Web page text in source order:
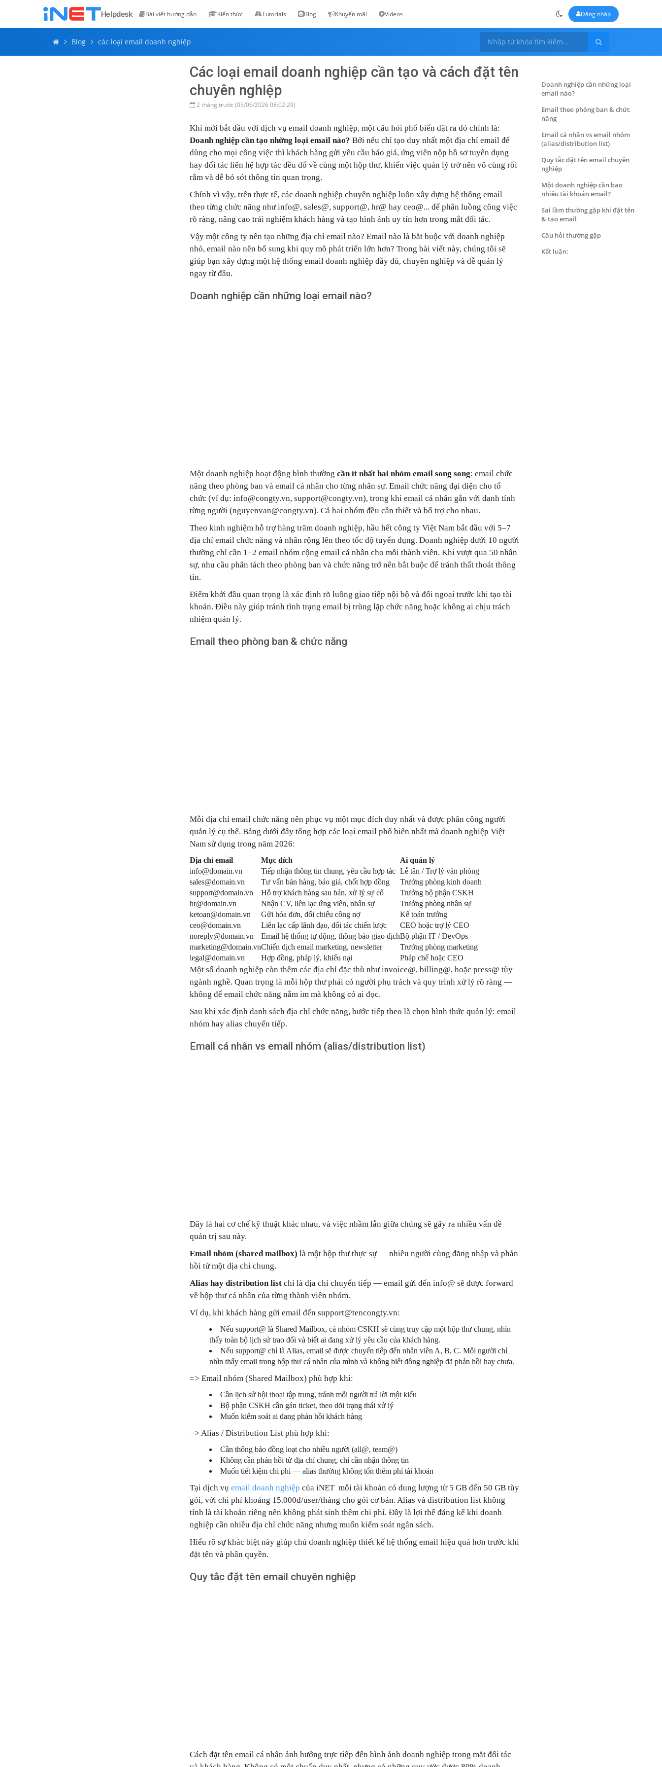
Helpdesk Bài viết hướng dẫn Kiến thức Tutorials Blog Khuyến mãi Videos Đăng nhập
Blog các loại email doanh nghiệp
Các loại email doanh nghiệp cần tạo và cách đặt tên
chuyên nghiệp
2 tháng trước (05/06/2026 08:02:29)
Khi mới bắt đầu với dịch vụ email doanh nghiệp, một câu hỏi phổ biến đặt ra đó chính là:
Doanh nghiệp cần tạo những loại email nào? Bởi nếu chỉ tạo duy nhất một địa chỉ email để
dùng cho mọi công việc thì khách hàng gửi yêu cầu báo giá, ứng viên nộp hồ sơ tuyển dụng
hay đối tác liên hệ hợp tác đều đổ về cùng một hộp thư, khiến việc quản lý trở nên vô cùng rối
rắm và dễ bỏ sót thông tin quan trọng.
Chính vì vậy, trên thực tế, các doanh nghiệp chuyên nghiệp luôn xây dựng hệ thống email
theo từng chức năng như info@, sales@, support@, hr@ hay ceo@... để phân luồng công việc
rõ ràng, nâng cao trải nghiệm khách hàng và tạo hình ảnh uy tín hơn trong mắt đối tác.
Vậy một công ty nên tạo những địa chỉ email nào? Email nào là bắt buộc với doanh nghiệp
nhỏ, email nào nên bổ sung khi quy mô phát triển lớn hơn? Trong bài viết này, chúng tôi sẽ
giúp bạn xây dựng một hệ thống email doanh nghiệp đầy đủ, chuyên nghiệp và dễ quản lý
ngay từ đầu.
Doanh nghiệp cần những loại email nào?
Một doanh nghiệp hoạt động bình thường cần ít nhất hai nhóm email song song: email chức
năng theo phòng ban và email cá nhân cho từng nhân sự. Email chức năng đại diện cho tổ
chức (ví dụ: info@congty.vn, support@congty.vn), trong khi email cá nhân gắn với danh tính
từng người (nguyenvan@congty.vn). Cả hai nhóm đều cần thiết và bổ trợ cho nhau.
Theo kinh nghiệm hỗ trợ hàng trăm doanh nghiệp, hầu hết công ty Việt Nam bắt đầu với 5–7
địa chỉ email chức năng và nhân rộng lên theo tốc độ tuyển dụng. Doanh nghiệp dưới 10 người
thường chỉ cần 1–2 email nhóm cộng email cá nhân cho mỗi thành viên. Khi vượt qua 50 nhân
sự, nhu cầu phân tách theo phòng ban và chức năng trở nên bắt buộc để tránh thất thoát thông
tin.
Điểm khởi đầu quan trọng là xác định rõ luồng giao tiếp nội bộ và đối ngoại trước khi tạo tài
khoản. Điều này giúp tránh tình trạng email bị trùng lặp chức năng hoặc không ai chịu trách
nhiệm quản lý.
Email theo phòng ban & chức năng
Mỗi địa chỉ email chức năng nên phục vụ một mục đích duy nhất và được phân công người
quản lý cụ thể. Bảng dưới đây tổng hợp các loại email phổ biến nhất mà doanh nghiệp Việt
Nam sử dụng trong năm 2026:
Địa chỉ email Mục đích
Ai quản lý
info@domain.vn
Tiếp nhận thông tin chung, yêu cầu hợp tác Lễ tân / Trợ lý văn phòng
sales@domain.vn
Tư vấn bán hàng, báo giá, chốt hợp đồng
Trưởng phòng kinh doanh
support@domain.vn
Hỗ trợ khách hàng sau bán, xử lý sự cố
Trưởng bộ phận CSKH
hr@domain.vn
Nhận CV, liên lạc ứng viên, nhân sự
Trưởng phòng nhân sự
ketoan@domain.vn
Gửi hóa đơn, đối chiếu công nợ
Kế toán trưởng
ceo@domain.vn
Liên lạc cấp lãnh đạo, đối tác chiến lược
CEO hoặc trợ lý CEO
noreply@domain.vn
Email hệ thống tự động, thông báo giao dịchBộ phận IT / DevOps
marketing@domain.vnChiến dịch email marketing, newsletter
Trưởng phòng marketing
legal@domain.vn
Hợp đồng, pháp lý, khiếu nại Pháp chế hoặc CEO
Một số doanh nghiệp còn thêm các địa chỉ đặc thù như invoice@, billing@, hoặc press@ tùy
ngành nghề. Quan trọng là mỗi hộp thư phải có người phụ trách và quy trình xử lý rõ ràng —
không để email chức năng nằm im mà không có ai đọc.
Sau khi xác định danh sách địa chỉ chức năng, bước tiếp theo là chọn hình thức quản lý: email
nhóm hay alias chuyển tiếp.
Email cá nhân vs email nhóm (alias/distribution list)
Đây là hai cơ chế kỹ thuật khác nhau, và việc nhầm lẫn giữa chúng sẽ gây ra nhiều vấn đề
quản trị sau này.
Email nhóm (shared mailbox) là một hộp thư thực sự — nhiều người cùng đăng nhập và phản
hồi từ một địa chỉ chung.
Alias hay distribution listchỉ là địa chỉ chuyển tiếp — email gửi đến info@ sẽ được forward
về hộp thư cá nhân của từng thành viên nhóm.
Ví dụ, khi khách hàng gửi email đến support@tencongty.vn:
Nếu support@ là Shared Mailbox, cả nhóm CSKH sẽ cùng truy cập một hộp thư chung, nhìn
thấy toàn bộ lịch sử trao đổi và biết ai đang xử lý yêu cầu của khách hàng.
Nếu support@ chỉ là Alias, email sẽ được chuyển tiếp đến nhân viên A, B, C. Mỗi người chỉ
nhìn thấy email trong hộp thư cá nhân của mình và không biết đồng nghiệp đã phản hồi hay chưa.
=> Email nhóm (Shared Mailbox) phù hợp khi:
Cần lịch sử hội thoại tập trung, tránh mỗi người trả lời một kiểu
Bộ phận CSKH cần gán ticket, theo dõi trạng thái xử lý
Muốn kiểm soát ai đang phản hồi khách hàng
=> Alias / Distribution List phù hợp khi:
Cần thông báo đồng loạt cho nhiều người (all@, team@)
Không cần phản hồi từ địa chỉ chung, chỉ cần nhận thông tin
Muốn tiết kiệm chi phí — alias thường không tốn thêm phí tài khoản
Tại dịch vụ email doanh nghiệp của iNET mỗi tài khoản có dung lượng từ 5 GB đến 50 GB tùy
gói, với chi phí khoảng 15.000đ/user/tháng cho gói cơ bản. Alias và distribution list không
tính là tài khoản riêng nên không phát sinh thêm chi phí. Đây là lợi thế đáng kể khi doanh
nghiệp cần nhiều địa chỉ chức năng nhưng muốn kiểm soát ngân sách.
Hiểu rõ sự khác biệt này giúp chủ doanh nghiệp thiết kế hệ thống email hiệu quả hơn trước khi
đặt tên và phân quyền.
Quy tắc đặt tên email chuyên nghiệp
Cách đặt tên email cá nhân ảnh hưởng trực tiếp đến hình ảnh doanh nghiệp trong mắt đối tác
Doanh nghiệp cần những loại
email nào?
Email theo phòng ban & chức
năng
Email cá nhân vs email nhóm
(alias/distribution list)
Quy tắc đặt tên email chuyên
nghiệp
Một doanh nghiệp cần bao
nhiêu tài khoản email?
Sai lầm thường gặp khi đặt tên
& tạo email
Câu hỏi thường gặp
Kết luận: